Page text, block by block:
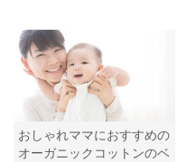
おしゃれママにおすすめの
オーガニックコットンのベ